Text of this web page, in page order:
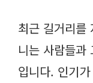
최근 길거리를
니는 사람들과
입니다. 인기